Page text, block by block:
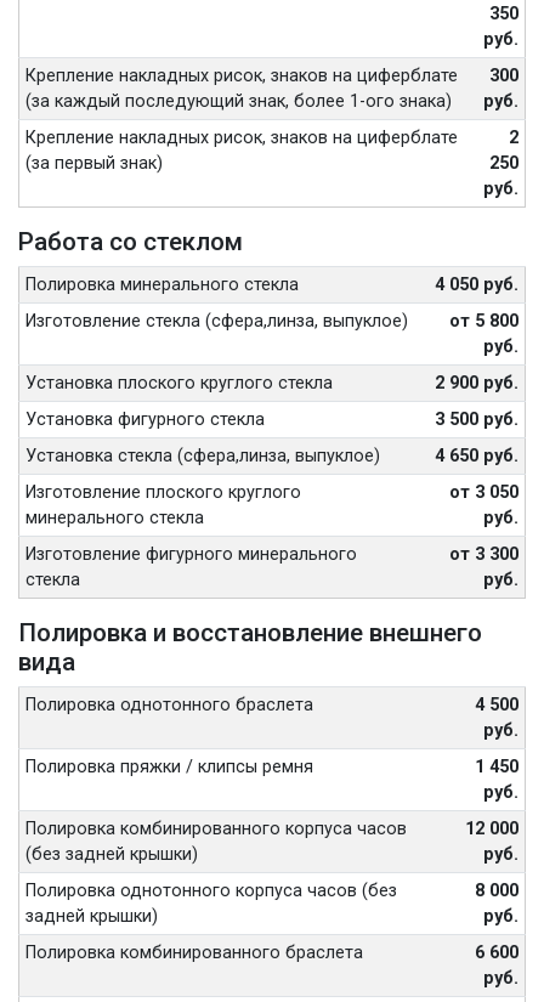
350
руб.
Крепление накладных рисок, знаков на циферблате
(за каждый последующий знак, более 1-ого знака)
300
руб.
Крепление накладных рисок, знаков на циферблате
(за первый знак)
2
250
руб.
Работа со стеклом
Полировка минерального стекла
4 050 руб.
Изготовление стекла (сфера,линза, выпуклое)
от 5 800
руб.
Установка плоского круглого стекла
2 900 руб.
Установка фигурного стекла
3 500 руб.
Установка стекла (сфера,линза, выпуклое)
4 650 руб.
Изготовление плоского круглого
минерального стекла
от 3 050
руб.
Изготовление фигурного минерального
стекла
от 3 300
руб.
Полировка и восстановление внешнего
вида
Полировка однотонного браслета
4 500
руб.
Полировка пряжки / клипсы ремня
1 450
руб.
Полировка комбинированного корпуса часов
(без задней крышки)
12 000
руб.
Полировка однотонного корпуса часов (без
задней крышки)
8 000
руб.
Полировка комбинированного браслета
6 600
руб.